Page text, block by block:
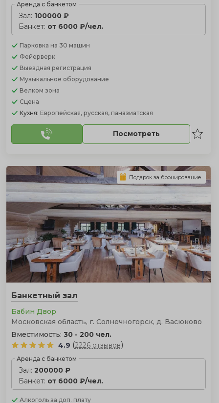
Аренда с банкетом
Зал: 100000 ₽
Банкет: от 6000 ₽/чел.
Парковка на 30 машин
Фейерверк
Выездная регистрация
Музыкальное оборудование
Велком зона
Сцена
Кухня: Европейская, русская, паназиатская
Посмотреть
Банкетный зал
Бабин Двор
Московская область, г. Солнечногорск, д. Васюково
Вместимость: 30 - 200 чел.
4.9 (2226 отзывов)
Аренда с банкетом
Зал: 200000 ₽
Банкет: от 6000 ₽/чел.
Алкоголь за доп. плату
Подарок за бронирование